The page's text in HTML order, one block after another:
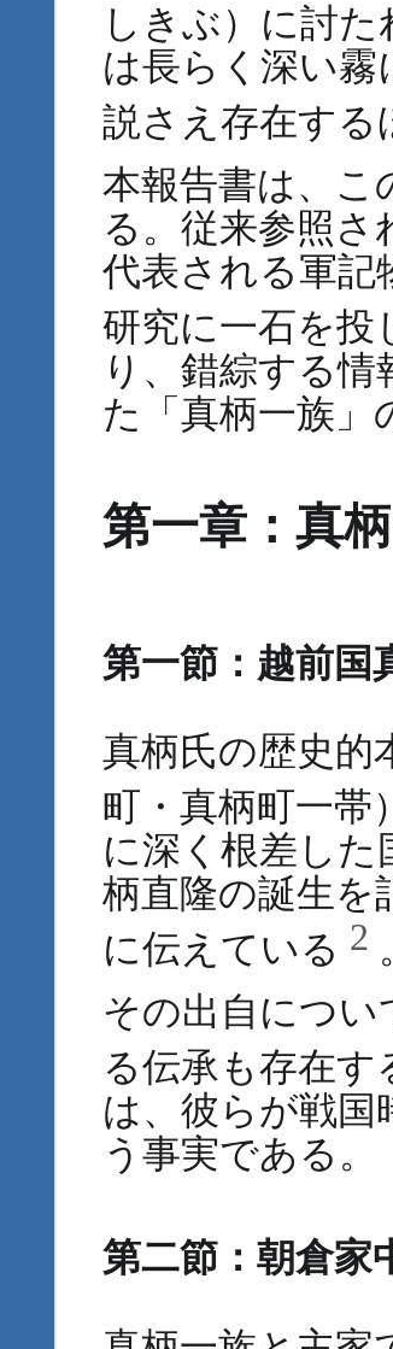
しきぶ）に討
は長らく深い
説さえ存在する
本報告書は、こ
る。従来参照さ
代表される軍記
研究に一石を投
り、錯綜する
た「真柄一族」
第一章：真
第一節：越前国
真柄氏の歴史的
町・真柄町一帯
に深く根差し
柄直隆の誕生を
に伝えている 2
その出自につい
る伝承も存在
は、彼らが戦
う事実である。
第二節：朝倉家